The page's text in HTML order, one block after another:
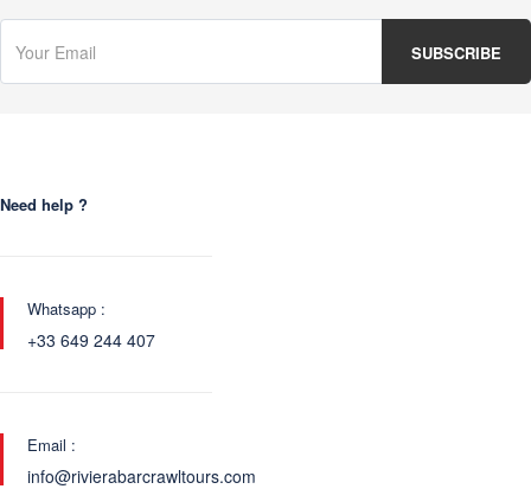
Need help ?
Whatsapp :
+33 649 244 407
Email :
info@rivierabarcrawltours.com